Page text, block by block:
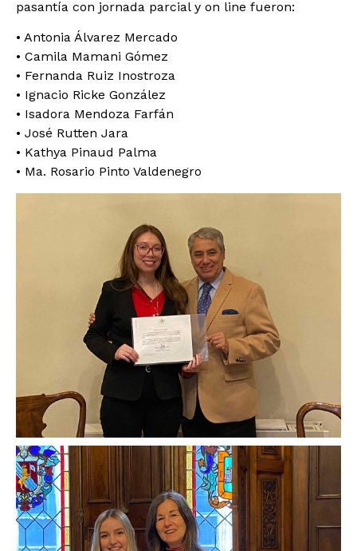
pasantía con jornada parcial y on line fueron:
• Antonia Álvarez Mercado
• Camila Mamani Gómez
• Fernanda Ruiz Inostroza
• Ignacio Ricke González
• Isadora Mendoza Farfán
• José Rutten Jara
• Kathya Pinaud Palma
• Ma. Rosario Pinto Valdenegro